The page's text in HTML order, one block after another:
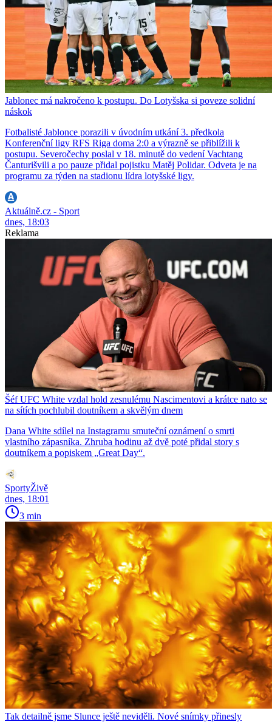
Jablonec má nakročeno k postupu. Do Lotyšska si poveze solidní
náskok
Fotbalisté Jablonce porazili v úvodním utkání 3. předkola
Konferenční ligy RFS Riga doma 2:0 a výrazně se přiblížili k
postupu. Severočechy poslal v 18. minutě do vedení Vachtang
Čanturišvili a po pauze přidal pojistku Matěj Polidar. Odveta je na
programu za týden na stadionu lídra lotyšské ligy.
Aktuálně.cz - Sport
dnes, 18:03
Reklama
Šéf UFC White vzdal hold zesnulému Nascimentovi a krátce nato se
na sítích pochlubil doutníkem a skvělým dnem
Dana White sdílel na Instagramu smuteční oznámení o smrti
vlastního zápasníka. Zhruba hodinu až dvě poté přidal story s
doutníkem a popiskem „Great Day“.
SportyŽivě
dnes, 18:01
3 min
Tak detailně jsme Slunce ještě neviděli. Nové snímky přinesly